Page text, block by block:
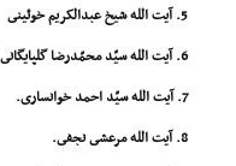
5. آیت الله شیخ عبدالکریم خوئینى
6. آیت الله سیّد محمّدرضا گلپایگانى
7. آیت الله سیّد احمد خوانسارى.
8. آیت الله مرعشى نجفى.